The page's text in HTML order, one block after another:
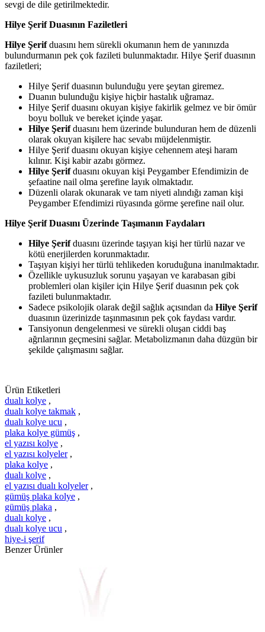
sevgi de dile getirilmektedir.
Hilye Şerif Duasının Faziletleri
Hilye Şerifduasını hem sürekli okumanın hem de yanınızda
bulundurmanın pek çok fazileti bulunmaktadır. Hilye Şerif duasının
faziletleri;
Hilye Şerif duasının bulunduğu yere şeytan giremez.
Duanın bulunduğu kişiye hiçbir hastalık uğramaz.
Hilye Şerif duasını okuyan kişiye fakirlik gelmez ve bir ömür
boyu bolluk ve bereket içinde yaşar.
Hilye Şerifduasını hem üzerinde bulunduran hem de düzenli
olarak okuyan kişilere hac sevabı müjdelenmiştir.
Hilye Şerif duasını okuyan kişiye cehennem ateşi haram
kılınır. Kişi kabir azabı görmez.
Hilye Şerifduasını okuyan kişi Peygamber Efendimizin de
şefaatine nail olma şerefine layık olmaktadır.
Düzenli olarak okunarak ve tam niyeti alındığı zaman kişi
Peygamber Efendimizi rüyasında görme şerefine nail olur.
Hilye Şerif Duasını Üzerinde Taşımanın Faydaları
Hilye Şerifduasını üzerinde taşıyan kişi her türlü nazar ve
kötü enerjilerden korunmaktadır.
Taşıyan kişiyi her türlü tehlikeden koruduğuna inanılmaktadır.
Özellikle uykusuzluk sorunu yaşayan ve karabasan gibi
problemleri olan kişiler için Hilye Şerif duasının pek çok
fazileti bulunmaktadır.
Sadece psikolojik olarak değil sağlık açısından da Hilye Şerif
duasının üzerinizde taşınmasının pek çok faydası vardır.
Tansiyonun dengelenmesi ve sürekli oluşan ciddi baş
ağrılarının geçmesini sağlar. Metabolizmanın daha düzgün bir
şekilde çalışmasını sağlar.
Ürün Etiketleri
dualı kolye ,
dualı kolye takmak ,
dualı kolye ucu ,
plaka kolye gümüş ,
el yazısı kolye ,
el yazısı kolyeler ,
plaka kolye ,
dualı kolye ,
el yazısı dualı kolyeler ,
gümüş plaka kolye ,
gümüş plaka ,
dualı kolye ,
dualı kolye ucu ,
hiye-i şerif
Benzer Ürünler